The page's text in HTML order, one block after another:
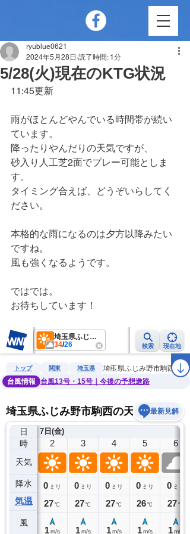
5/28(火)現在のKTG状況
ryublue0621
2024年5月28日 読了時間: 1分
11:45更新
雨がほとんどやんでいる時間帯が続い
ています。
降ったりやんだりの天気ですが、
砂入り人工芝2面でプレー可能としま
す。
タイミング合えば、どうぞいらしてく
ださい。
本格的な雨になるのは夕方以降みたい
ですね。
風も強くなるようです。
ではでは。
お待ちしています！